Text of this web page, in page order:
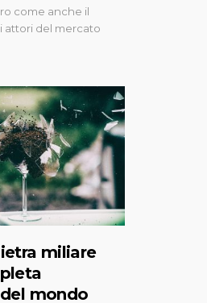
come anche il
attori del mercato
miliare
mondo